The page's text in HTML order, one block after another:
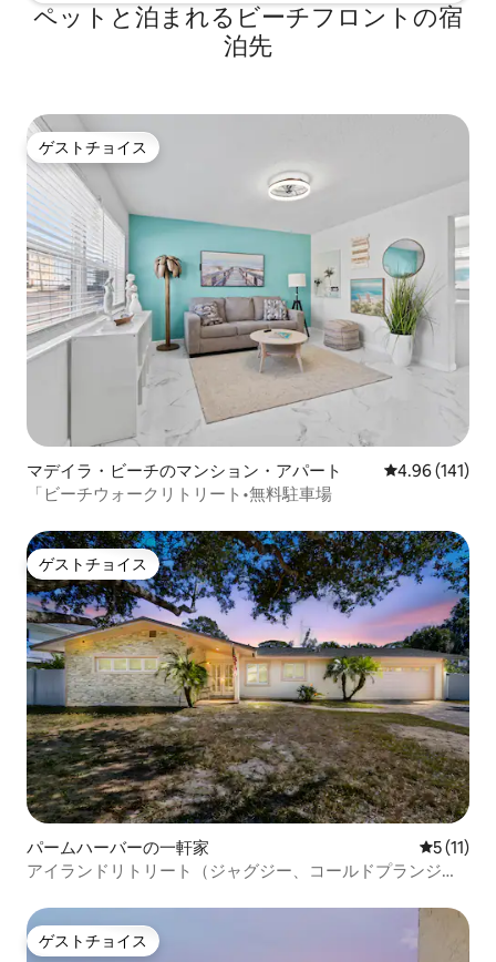
ペットと泊まれるビーチフロントの宿
泊先
ゲストチョイス
ゲストチョイス
マデイラ・ビーチのマンション・アパート レビュー141
4.96 (141)
「ビーチウォークリトリート•無料駐車場
ゲストチョイス
ゲストチョイス
パームハーバーの一軒家 レビュー
5 (11)
アイランドリトリート（ジャグジー、コールドプランジ、
ゲストチョイス
ゲストチョイス